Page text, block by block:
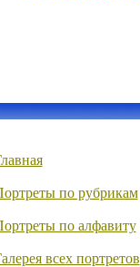
по рубрикам
по алфавиту
всех портретов